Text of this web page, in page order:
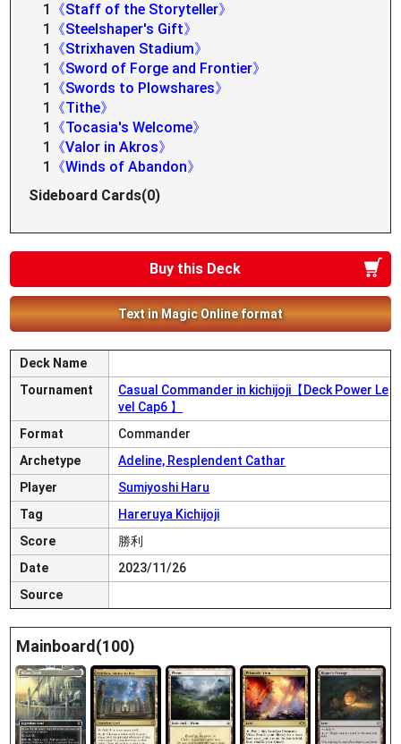
1
《Staff of the Storyteller》
1
《Steelshaper's Gift》
1
《Strixhaven Stadium》
1
《Sword of Forge and Frontier》
1
《Swords to Plowshares》
1
《Tithe》
1
《Tocasia's Welcome》
1
《Valor in Akros》
1
《Winds of Abandon》
Sideboard Cards(0)
Buy this Deck
Text in Magic Online format
Deck Name
Tournament
Casual Commander in kichijoji【Deck Power Le
vel Cap6 】
Format
Commander
Archetype
Adeline, Resplendent Cathar
Player
Sumiyoshi Haru
Tag
Hareruya Kichijoji
Score
勝利
Date
2023/11/26
Source
Mainboard(100)